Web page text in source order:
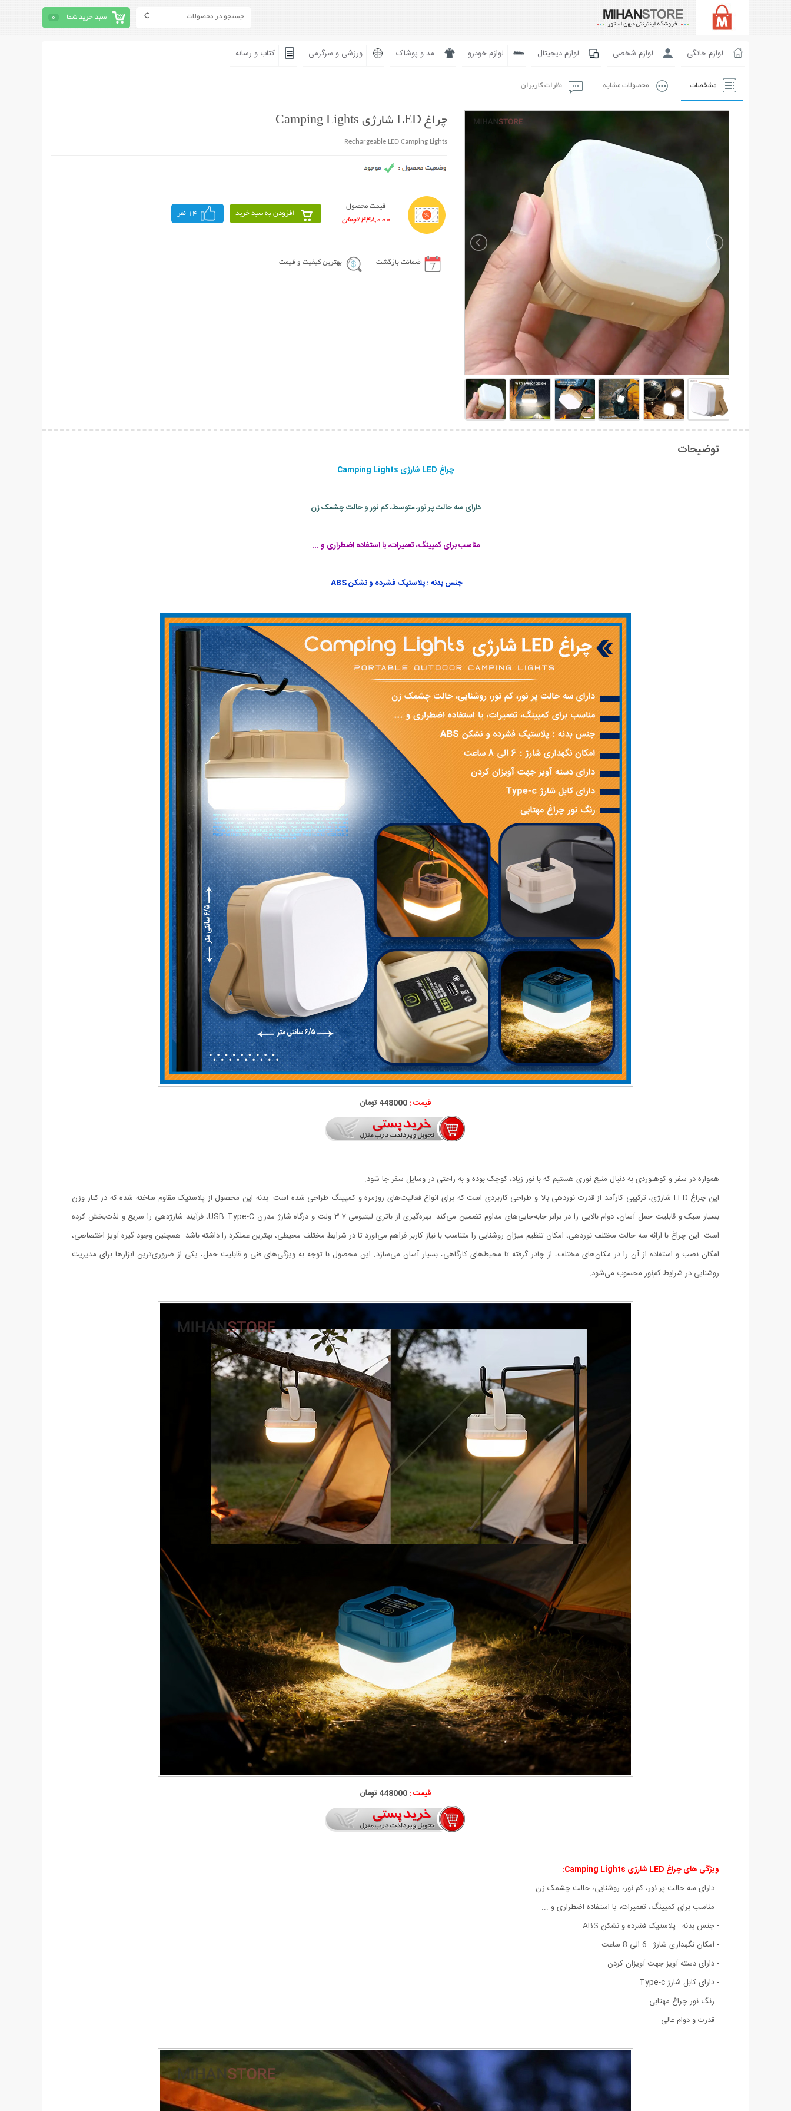
سبد خرید شما 0
لوازم خانگی لوازم شخصی لوازم دیجیتال لوازم خودرو مد و پوشاک ورزشی و سرگرمی کتاب و رسانه
مشخصات محصولات مشابه نظرات کاربران
چراغ LED شارژی Camping Lights
Rechargeable LED Camping Lights
قیمت محصول
448,000 تومان
افزودن به سبد خرید 14 نفر
ضمانت بازگشت بهترین کیفیت و قیمت
توضیحات
چراغ LED شارژی Camping Lights
دارای سه حالت پر نور، متوسط، کم نور و حالت چشمک زن
مناسب برای کمپینگ، تعمیرات، یا استفاده اضطراری و ...
جنس بدنه : پلاستیک فشرده و نشکن ABS
قیمت :448000 تومان
همواره در سفر و کوهنوردی به دنبال منبع نوری هستیم که با نور زیاد، کوچک بوده و به راحتی در وسایل سفر جا شود.
این چراغ LED شارژی، ترکیبی کارآمد از قدرت نوردهی بالا و طراحی کاربردی است که برای انواع فعالیت‌های روزمره و کمپینگ طراحی شده است. بدنه این محصول از پلاستیک مقاوم ساخته شده که در کنار وزن
بسیار سبک و قابلیت حمل آسان، دوام بالایی را در برابر جابه‌جایی‌های مداوم تضمین می‌کند. بهره‌گیری از باتری لیتیومی ۳.۷ ولت و درگاه شارژ مدرن USB Type-C، فرآیند شارژدهی را سریع و لذت‌بخش کرده
است. این چراغ با ارائه سه حالت مختلف نوردهی، امکان تنظیم میزان روشنایی را متناسب با نیاز کاربر فراهم می‌آورد تا در شرایط مختلف محیطی، بهترین عملکرد را داشته باشد. همچنین وجود گیره آویز اختصاصی،
امکان نصب و استفاده از آن را در مکان‌های مختلف، از چادر گرفته تا محیط‌های کارگاهی، بسیار آسان می‌سازد. این محصول با توجه به ویژگی‌های فنی و قابلیت حمل، یکی از ضروری‌ترین ابزارها برای مدیریت
روشنایی در شرایط کم‌نور محسوب می‌شود.
قیمت :448000 تومان
ویژگی های چراغ LED شارژی Camping Lights:
- دارای سه حالت پر نور، کم نور، روشنایی، حالت چشمک زن
- مناسب برای کمپینگ، تعمیرات، یا استفاده اضطراری و ...
- جنس بدنه : پلاستیک فشرده و نشکن ABS
- امکان نگهداری شارژ : 6 الی 8 ساعت
- دارای دسته آویز جهت آویزان کردن
- دارای کابل شارژ Type-c
- رنگ نور چراغ مهتابی
- قدرت و دوام عالی